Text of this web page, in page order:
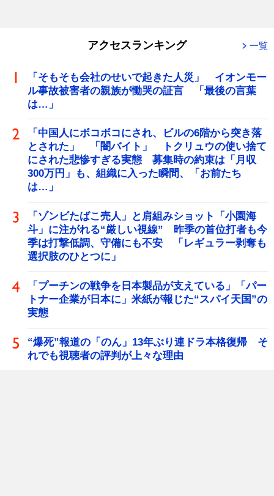
アクセスランキング 一覧
「そもそも会社のせいで起きた人災」 イオンモー
ル事故被害者の親族が慟哭の証言 「最後の言葉
は…」
「中国人にボコボコにされ、ビルの6階から突き落
とされた」 「闇バイト」 トクリュウの使い捨て
にされた悲惨すぎる実態 募集時の約束は「月収
300万円」も、組織に入った瞬間、「お前たち
は…」
「ゾンビたばこ売人」と肩組みショット「小園海
斗」に注がれる“厳しい視線” 昨季の首位打者も今
季は打撃低調、守備にも不安 「レギュラー剥奪も
選択肢のひとつに」
「プーチンの戦争を日本製品が支えている」「パー
トナー企業が日本に」米紙が報じた“スパイ天国”の
実態
“爆死”報道の「のん」13年ぶり連ドラ本格復帰 そ
れでも視聴者の評判が上々な理由